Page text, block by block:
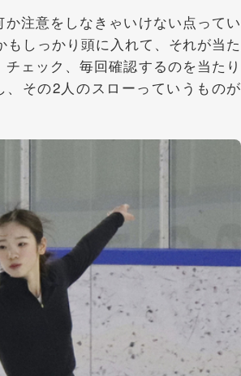
注意をしなきゃいけない点ってい
しっかり頭に入れて、それが当た
ェック、毎回確認するのを当たり
その2人のスローっていうものが